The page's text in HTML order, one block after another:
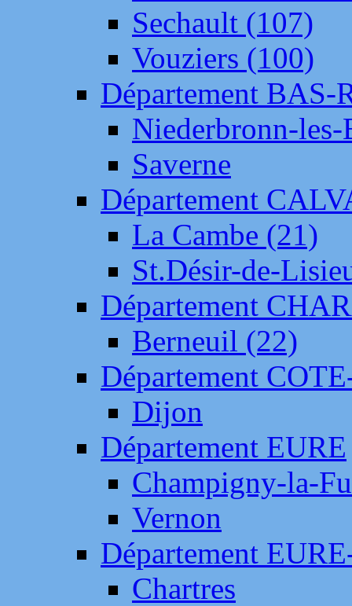
Sechault (107)
Vouziers (100)
Département BAS-
Niederbronn-
Saverne
Département
La Cambe (21)
St.Désir-de-
Département
Berneuil (22)
Département
Dijon
Département EURE
Champigny-la-
Vernon
Département
Chartres